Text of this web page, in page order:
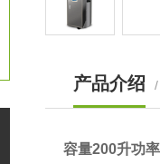
产品介绍
容量200升功